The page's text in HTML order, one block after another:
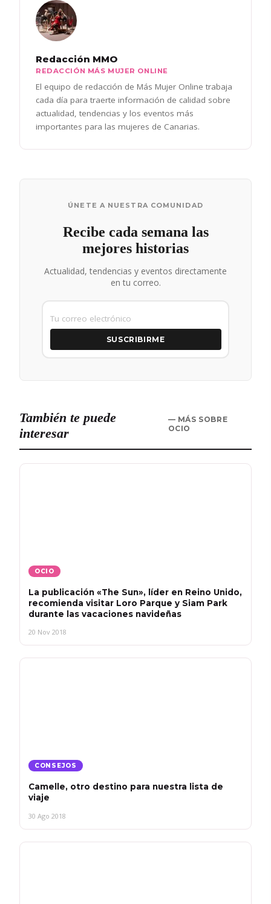
Redacción MMO
REDACCIÓN MÁS MUJER ONLINE
El equipo de redacción de Más Mujer Online trabaja
cada día para traerte información de calidad sobre
actualidad, tendencias y los eventos más
importantes para las mujeres de Canarias.
ÚNETE A NUESTRA COMUNIDAD
Recibe cada semana las
mejores historias
Actualidad, tendencias y eventos directamente
en tu correo.
SUSCRIBIRME
También te puede
interesar
— MÁS SOBRE
OCIO
OCIO
La publicación «The Sun», líder en Reino Unido,
recomienda visitar Loro Parque y Siam Park
durante las vacaciones navideñas
20 Nov 2018
CONSEJOS
Camelle, otro destino para nuestra lista de
viaje
30 Ago 2018